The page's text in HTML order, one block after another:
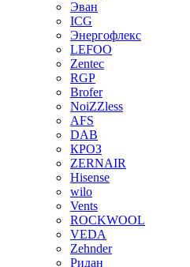
Эван
ICG
Энергофлекс
LEFOO
Zentec
RGP
Brofer
NoiZZless
AFS
DAB
КРОЗ
ZERNAIR
Hisense
wilo
Vents
ROCKWOOL
VEDA
Zehnder
Ридан